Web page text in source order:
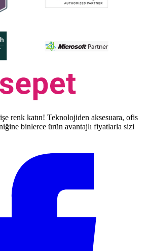
renk katın! Teknolojiden aksesuara, ofis
binlerce ürün avantajlı fiyatlarla sizi